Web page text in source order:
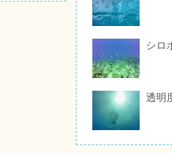
シロ
透明